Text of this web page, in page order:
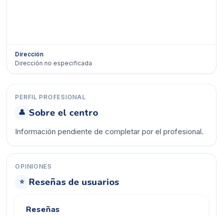
Dirección
Dirección no especificada
PERFIL PROFESIONAL
👤 Sobre el centro
Información pendiente de completar por el profesional.
OPINIONES
⭐ Reseñas de usuarios
Reseñas